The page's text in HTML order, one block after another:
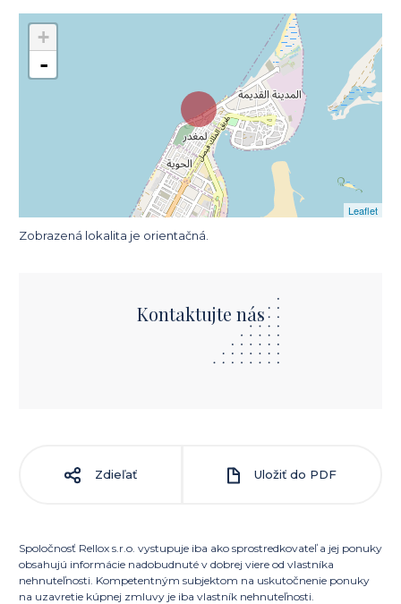
+
-
Leaflet
Zobrazená lokalita je orientačná.
Kontaktujte nás
Zdieľať Uložiť do PDF
Spoločnosť Rellox s.r.o. vystupuje iba ako sprostredkovateľ a jej ponuky
obsahujú informácie nadobudnuté v dobrej viere od vlastníka
nehnuteľnosti. Kompetentným subjektom na uskutočnenie ponuky
na uzavretie kúpnej zmluvy je iba vlastník nehnuteľnosti.